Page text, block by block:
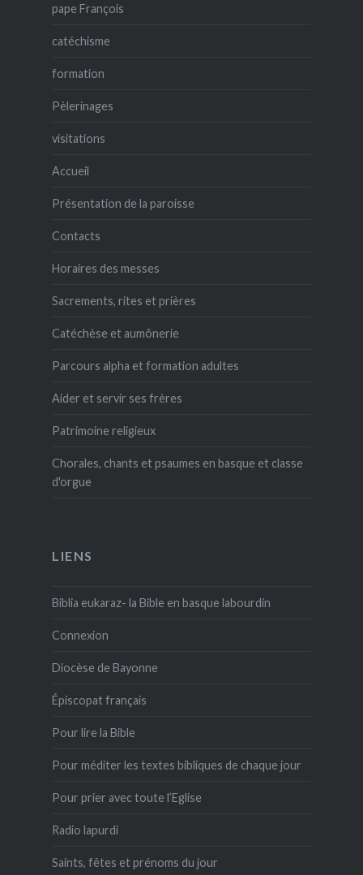
pape François
catéchisme
formation
Pèlerinages
visitations
Accueil
Présentation de la paroisse
Contacts
Horaires des messes
Sacrements, rites et prières
Catéchèse et aumônerie
Parcours alpha et formation adultes
Aider et servir ses frères
Patrimoine religieux
Chorales, chants et psaumes en basque et classe
d'orgue
LIENS
Biblia eukaraz- la Bible en basque labourdin
Connexion
Diocèse de Bayonne
Épiscopat français
Pour lire la Bible
Pour méditer les textes bibliques de chaque jour
Pour prier avec toute l’Eglise
Radio lapurdi
Saints, fêtes et prénoms du jour